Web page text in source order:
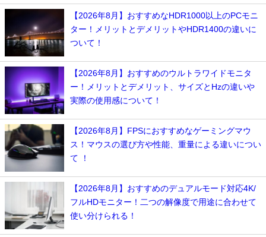
【2026年8月】おすすめなHDR1000以上のPCモニ
ター！メリットとデメリットやHDR1400の違いに
ついて！
【2026年8月】おすすめのウルトラワイドモニタ
ー！メリットとデメリット、サイズとHzの違いや
実際の使用感について！
【2026年8月】FPSにおすすめなゲーミングマウ
ス！マウスの選び方や性能、重量による違いについ
て ！
【2026年8月】おすすめのデュアルモード対応4K/
フルHDモニター！二つの解像度で用途に合わせて
使い分けられる！